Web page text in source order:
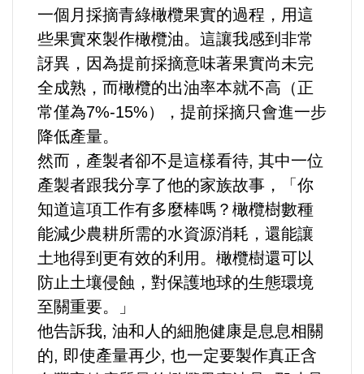
一個月採摘青綠橄欖果實的過程，用這
些果實來製作橄欖油。這讓我感到非常
訝異，因為提前採摘意味著果實尚未完
全成熟，而橄欖的出油率本就不高（正
常僅為7%-15%），提前採摘只會進一步
降低產量。
然而，產製者卻不是這樣看待, 其中一位
產製者跟我分享了他的家族故事，「你
知道這項工作有多麼棒嗎？橄欖樹數種
能減少農耕所需的水資源消耗，還能讓
土地得到更有效的利用。橄欖樹還可以
防止土壤侵蝕，對保護地球的生態環境
至關重要。」
他告訴我, 油和人的細胞健康是息息相關
的, 即使產量再少, 也一定要製作真正含